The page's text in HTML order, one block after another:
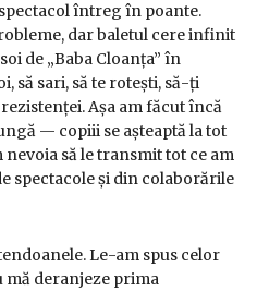
întreg în poante.
dar baletul cere infinit
de „Baba Cloanța” în
să sari, să te rotești, să-ți
Așa am făcut încă
— copiii se așteaptă la tot
nevoia să le transmit tot ce am
spectacole și din colaborările
Le-am spus celor
mă deranjeze prima